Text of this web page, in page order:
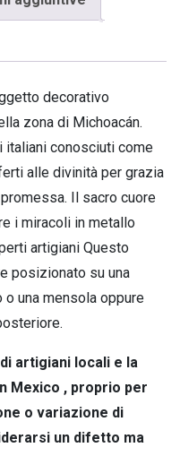
decorativo
zona di Michoacán.
conosciuti come
alle divinità per grazia
Il sacro cuore
i miracoli in metallo
artigiani Questo
posizionato su una
una mensola oppure
artigiani locali e la
Mexico , proprio per
o variazione di
un difetto ma